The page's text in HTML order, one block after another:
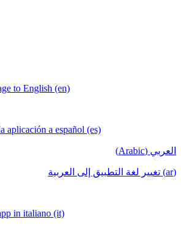
to English (en)
aplicación a español (es)
العربي (Arabic)
(ar) تغيير لغة التطبيق إلى العربية
in italiano (it)